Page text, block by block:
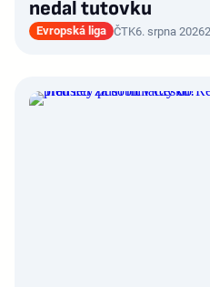
nedal tutovku
Evropská liga ČTK6. srpna 2026